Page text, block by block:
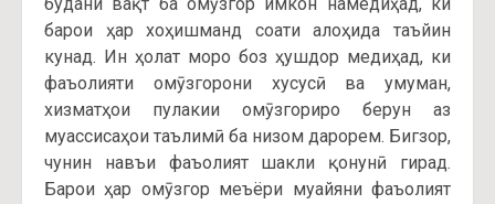
барои ҳар хоҳишманд соати алоҳида таъйин
кунад. Ин ҳолат моро боз ҳушдор медиҳад, ки
фаъолияти омӯзгорони хусусӣ ва умуман,
хизматҳои пулакии омӯзгориро берун аз
муассисаҳои таълимӣ ба низом дарорем. Бигзор,
чунин навъи фаъолият шакли қонунӣ гирад.
Барои ҳар омӯзгор меъёри муайяни фаъолият